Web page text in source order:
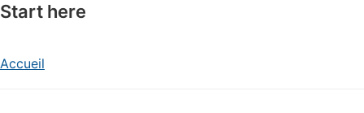
Start here
Accueil